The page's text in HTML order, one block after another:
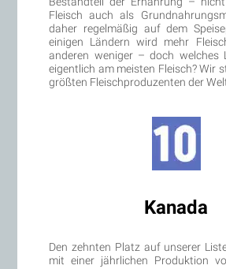
Fleisch auch als
daher regelmäßig auf dem
einigen Ländern wird mehr
anderen weniger – doch welches
eigentlich am meisten Fleisch? Wir
größten Fleischproduzenten der
Kanada
Den zehnten Platz auf unserer
mit einer jährlichen Produktion